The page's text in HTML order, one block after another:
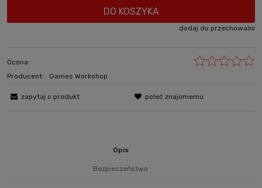
DO KOSZYKA
dodaj do przechowalni
Ocena:
Producent:
Games Workshop
zapytaj o produkt poleć znajomemu
Opis
Bezpieczeństwo